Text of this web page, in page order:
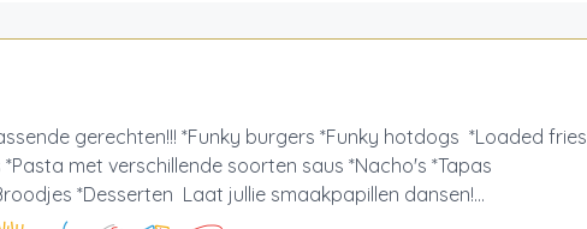
gerechten!!! *Funky burgers *Funky hotdogs *Loaded fries
met verschillende soorten saus *Nacho's *Tapas
*Desserten Laat jullie smaakpapillen dansen!...